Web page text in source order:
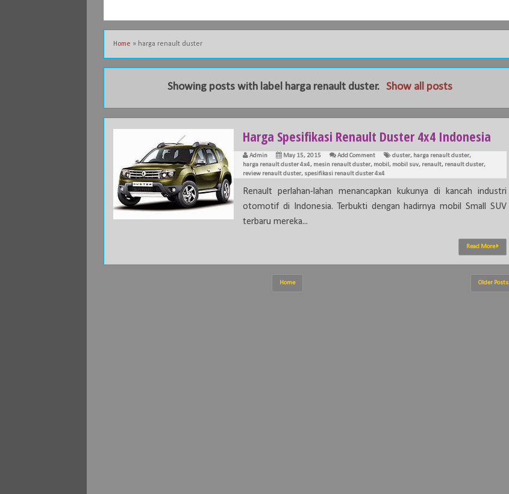
Home » harga renault duster
Showing posts with label harga renault duster. Show all posts
Harga Spesifikasi Renault Duster 4x4 Indonesia
Admin May 15, 2015 Add Comment duster, harga renault duster,
harga renault duster 4x4, mesin renault duster, mobil , mobil suv, renault, renault duster,
review renault duster, spesifikasi renault duster 4x4
Renault perlahan-lahan menancapkan kukunya di kancah industri
otomotif di Indonesia. Terbukti dengan hadirnya mobil Small SUV
terbaru mereka...
Read More
Older Posts
Home